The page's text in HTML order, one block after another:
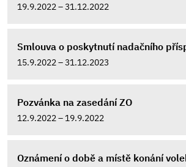
19.9.2022 – 31.12.2022
Smlouva o poskytnutí nadačního
15.9.2022 – 31.12.2023
Pozvánka na zasedání ZO
12.9.2022 – 19.9.2022
Oznámení o době a místě konání